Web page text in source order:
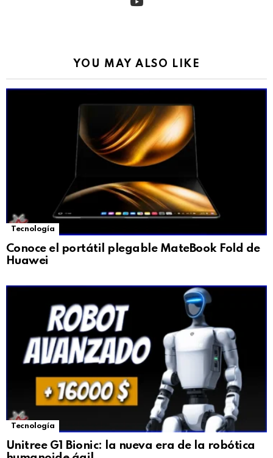
YOU MAY ALSO LIKE
Tecnología
Conoce el portátil plegable MateBook Fold de
Huawei
Tecnología
Unitree G1 Bionic: la nueva era de la robótica